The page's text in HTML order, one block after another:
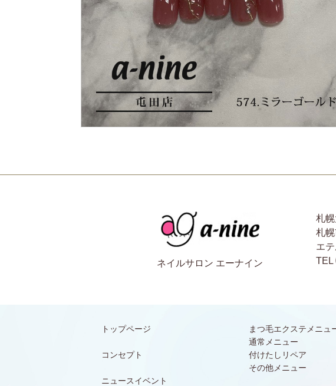
ネイルサロン エーナイン
札
札
エ
TEL
トップページ
コンセプト
ニュースイベント
まつ毛エクステメニュ
通常メニュー
付けたしリペア
その他メニュー